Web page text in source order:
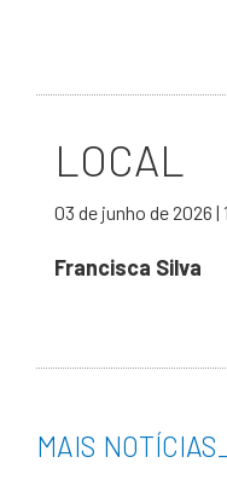
LOCAL
03 de junho de 2026 |
Francisca Silva
MAIS NOTÍCIAS